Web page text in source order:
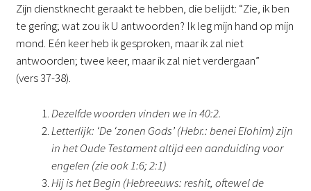
Zijn dienstknecht geraakt te hebben, die belijdt: “Zie, ik ben
te gering; wat zou ik U antwoorden? Ik leg mijn hand op mijn
mond. Eén keer heb ik gesproken, maar ik zal niet
antwoorden; twee keer, maar ik zal niet verdergaan”
(vers 37-38).
Dezelfde woorden vinden we in 40:2.
Letterlijk: ‘De ‘zonen Gods’ (Hebr.: benei Elohim) zijn
in het Oude Testament altijd een aanduiding voor
engelen (zie ook 1:6; 2:1)
Hij is het Begin (Hebreeuws: reshit, oftewel de